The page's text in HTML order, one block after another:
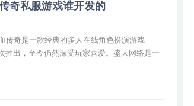
奇私服游戏谁开发的
传奇是一款经典的多人在线角色扮演游戏
推出，至今仍然深受玩家喜爱。盛大网络是一